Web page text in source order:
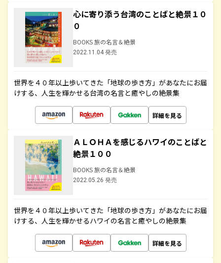
心に寄り添う台湾のことばと絶景１０
０
BOOKS 旅の名言＆絶景
2022.11.04 発売
世界を４０年以上歩いてきた「地球の歩き方」があなたにお届
けする、人生を輝かせる台湾の名言と癒やしの絶景集
詳細を見る
ＡＬＯＨＡを感じるハワイのことばと
絶景１００
BOOKS 旅の名言＆絶景
2022.05.26 発売
世界を４０年以上歩いてきた「地球の歩き方」があなたにお届
けする、人生を輝かせるハワイの名言と癒やしの絶景集
詳細を見る